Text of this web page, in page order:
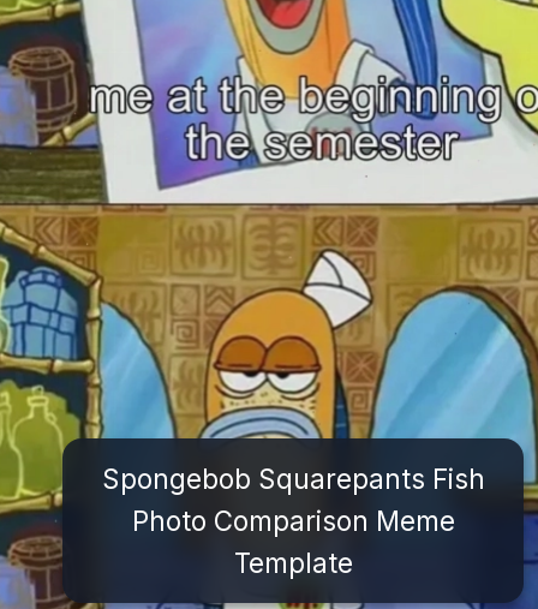
Spongebob Squarepants Fish
Photo Comparison Meme
Template